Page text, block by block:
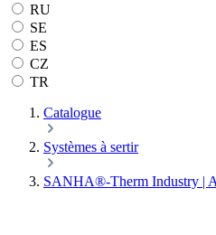
RU
SE
ES
CZ
TR
Catalogue
Systèmes à sertir
SANHA®-Therm Industry |